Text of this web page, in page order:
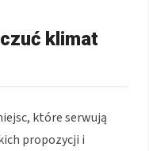
klimat
które serwują
propozycji i